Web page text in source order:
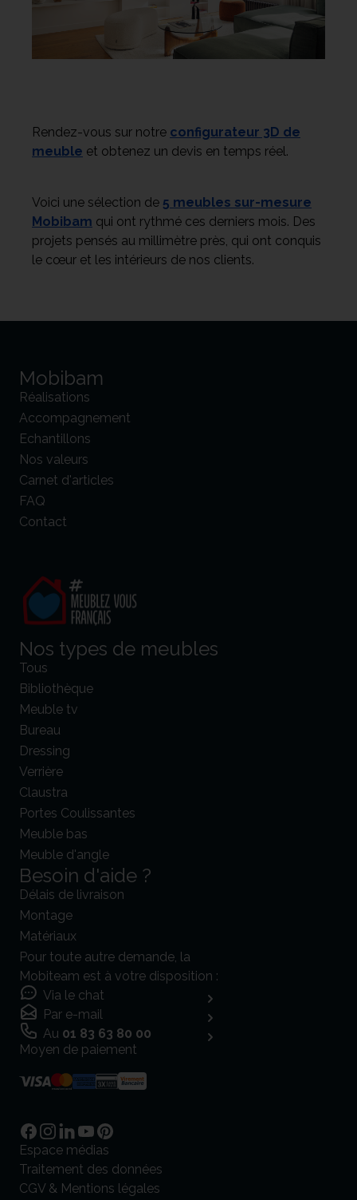
Rendez-vous sur notre configurateur 3D de
meuble et obtenez un devis en temps réel.
Voici une sélection de 5 meubles sur-mesure
Mobibam qui ont rythmé ces derniers mois. Des
projets pensés au millimètre près, qui ont conquis
le cœur et les intérieurs de nos clients.
Mobibam
Réalisations
Accompagnement
Echantillons
Nos valeurs
Carnet d'articles
FAQ
Contact
Nos types de meubles
Tous
Bibliothèque
Meuble tv
Bureau
Dressing
Verrière
Claustra
Portes Coulissantes
Meuble bas
Meuble d'angle
Besoin d'aide ?
Délais de livraison
Montage
Matériaux
Pour toute autre demande, la
Mobiteam est à votre disposition :
Via le chat
Par e-mail
Au 01 83 63 80 00
Moyen de paiement
Espace médias
Traitement des données
CGV & Mentions légales